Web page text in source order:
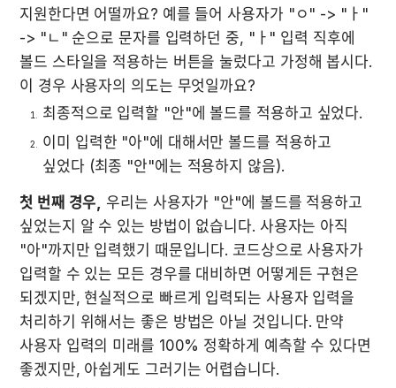
지원한다면 어떨까요? 예를 들어 사용자가 "ㅇ" -> "ㅏ"
-> "ㄴ" 순으로 문자를 입력하던 중, "ㅏ" 입력 직후에
볼드 스타일을 적용하는 버튼을 눌렀다고 가정해 봅시다.
이 경우 사용자의 의도는 무엇일까요?
최종적으로 입력할 "안"에 볼드를 적용하고 싶었다.
이미 입력한 "아"에 대해서만 볼드를 적용하고
싶었다 (최종 "안"에는 적용하지 않음).
첫 번째 경우,
우리는 사용자가 "안"에 볼드를 적용하고
싶었는지 알 수 있는 방법이 없습니다. 사용자는 아직
"아"까지만 입력했기 때문입니다. 코드상으로 사용자가
입력할 수 있는 모든 경우를 대비하면 어떻게든 구현은
되겠지만, 현실적으로 빠르게 입력되는 사용자 입력을
처리하기 위해서는 좋은 방법은 아닐 것입니다. 만약
사용자 입력의 미래를 100% 정확하게 예측할 수 있다면
좋겠지만, 아쉽게도 그러기는 어렵습니다.